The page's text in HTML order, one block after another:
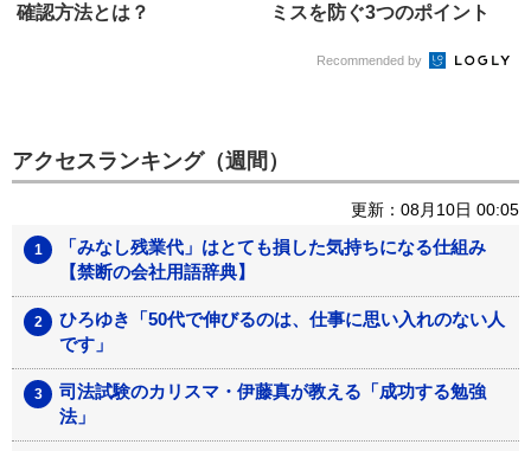
確認方法とは？
ミスを防ぐ3つのポイント
Recommended by
アクセスランキング（週間）
更新：08月10日 00:05
「みなし残業代」はとても損した気持ちになる仕組み
【禁断の会社用語辞典】
ひろゆき「50代で伸びるのは、仕事に思い入れのない人
です」
司法試験のカリスマ・伊藤真が教える「成功する勉強
法」